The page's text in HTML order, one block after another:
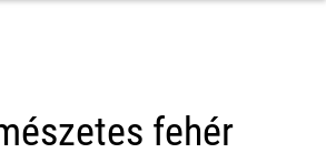
fehér